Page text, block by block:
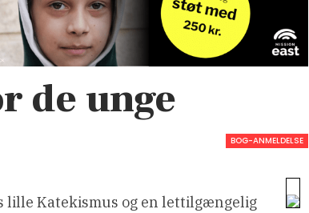
de unge
BOG-ANMELDELSE
lille Katekismus og en lettilgængelig